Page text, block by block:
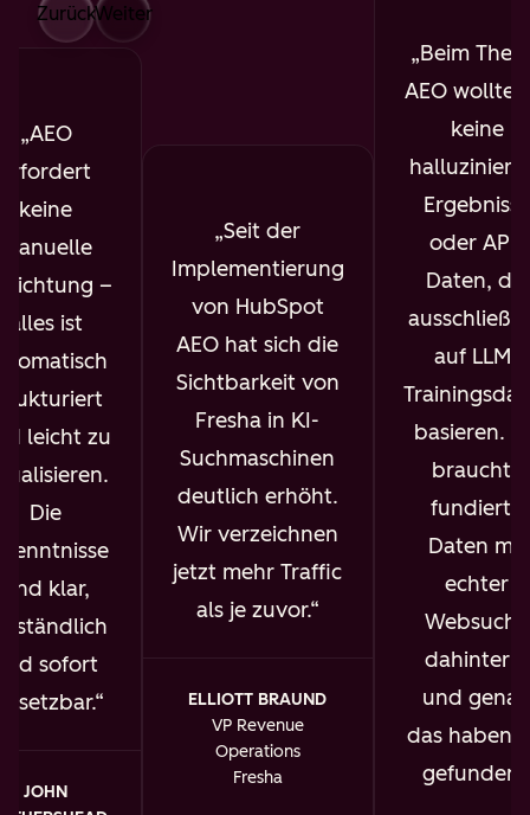
ZurückWeiter
AEO
erfordert
keine
manuelle
–
alles ist
leicht zu
Die
sind klar,
sofort
JOHN
Seit der
Implementierung
von HubSpot
AEO hat sich die
Sichtbarkeit von
Fresha in KI-
Suchmaschinen
deutlich erhöht.
Wir verzeichnen
jetzt mehr Traffic
als je zuvor.
ELLIOTT BRAUND
VP Revenue
Operations
Fresha
Beim
AEO wollte
keine
Ergebnisse
oder API-
Daten, die
auf LLM-
basieren.
brauchte
fundierte
Daten mit
echter
Websuche
dahinter –
und genau
das haben
gefunden.